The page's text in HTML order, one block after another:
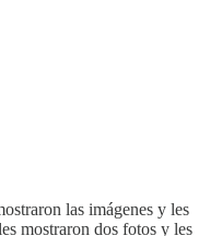
las imágenes y les
mostraron dos fotos y les